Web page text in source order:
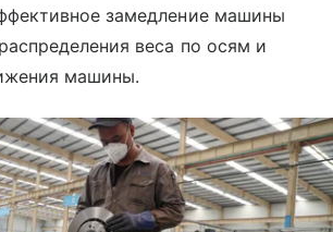
замедление машины
веса по осям и
машины.